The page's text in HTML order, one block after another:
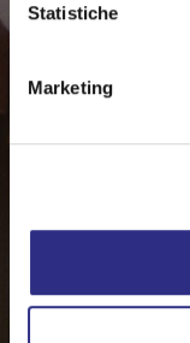
Statistiche
Marketing